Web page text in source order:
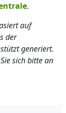
.
auf
der
generiert.
sich bitte an